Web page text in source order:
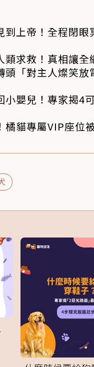
到上帝！全程閉
類求救！真相讓
頭「對主人燦笑
小嬰兒！專家揭4
橘貓專屬VIP座位